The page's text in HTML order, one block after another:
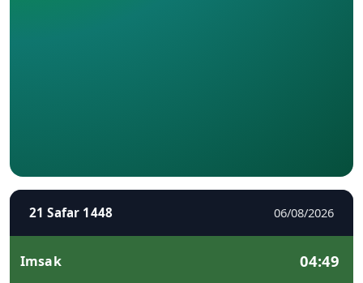
21 Safar 1448 06/08/2026
Imsak 04:49